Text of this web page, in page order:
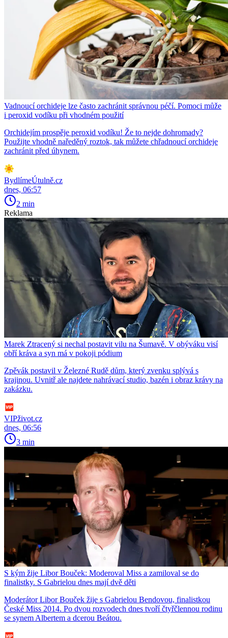
Vadnoucí orchideje lze často zachránit správnou péčí. Pomoci může
i peroxid vodíku při vhodném použití
Orchidejím prospěje peroxid vodíku! Že to nejde dohromady?
Použijte vhodně naředěný roztok, tak můžete chřadnoucí orchideje
zachránit před úhynem.
BydlímeÚtulně.cz
dnes, 06:57
2 min
Reklama
Marek Ztracený si nechal postavit vilu na Šumavě. V obýváku visí
obří kráva a syn má v pokoji pódium
Zpěvák postavil v Železné Rudě dům, který zvenku splývá s
krajinou. Uvnitř ale najdete nahrávací studio, bazén i obraz krávy na
zakázku.
VIPživot.cz
dnes, 06:56
3 min
S kým žije Libor Bouček: Moderoval Miss a zamiloval se do
finalistky. S Gabrielou dnes mají dvě děti
Moderátor Libor Bouček žije s Gabrielou Bendovou, finalistkou
České Miss 2014. Po dvou rozvodech dnes tvoří čtyřčlennou rodinu
se synem Albertem a dcerou Beátou.